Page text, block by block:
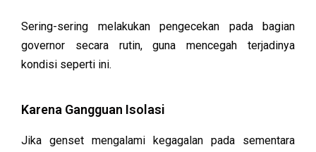
Sering-sering melakukan pengecekan pada bagian
governor secara rutin, guna mencegah terjadinya
kondisi seperti ini.
Karena Gangguan Isolasi
Jika genset mengalami kegagalan pada sementara